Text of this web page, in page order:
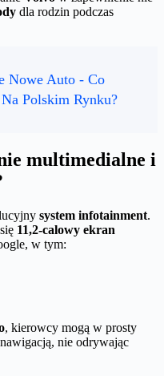
dla rodzin podczas
Nowe Auto - Co
Polskim Rynku?
multimedialne i
system infotainment.
11,2-calowy ekran
w tym:
, kierowcy mogą w prosty
nie odrywając